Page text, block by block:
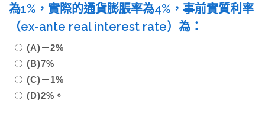
為1%，實際的通貨膨脹率為4%，事前實質利率
（ex-ante real interest rate）為：
(A)－2%
(B)7%
(C)－1%
(D)2%。